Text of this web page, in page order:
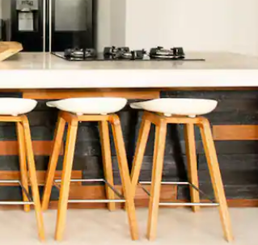
omhoog en omlaag, óf door te tikken